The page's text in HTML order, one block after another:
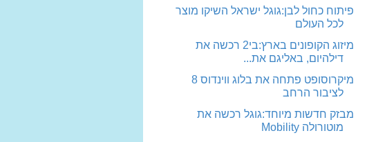
פיתוח כחול לבן:גוגל ישראל השיקו מוצר
לכל העולם
מיזוג הקופונים בארץ:בי2 רכשה את
דילהיום, באליגם את...
מיקרוסופט פתחה את בלוג ווינדוס 8
לציבור הרחב
מבזק חדשות מיוחד:גוגל רכשה את
מוטורולה Mobility